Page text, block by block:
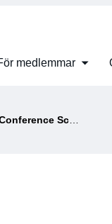
medlemmar
Scandinavia